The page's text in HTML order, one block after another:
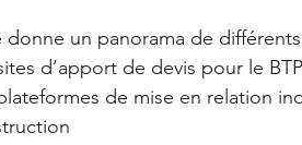
donne un panorama de
d’apport de devis pour le BTP
de mise en relation